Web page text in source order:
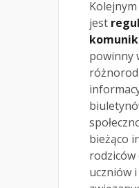
jest
powinny
bieżąco
uczniów